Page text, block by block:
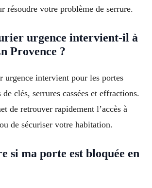
résoudre votre problème de serrure.
urgence intervient-il à
Provence ?
urgence intervient pour les portes
de clés, serrures cassées et effractions.
de retrouver rapidement l’accès à
de sécuriser votre habitation.
si ma porte est bloquée en